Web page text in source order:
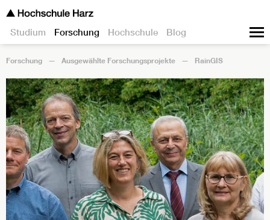
Studium Forschung Hochschule Blog
Forschung Ausgewählte Forschungsprojekte RainGIS